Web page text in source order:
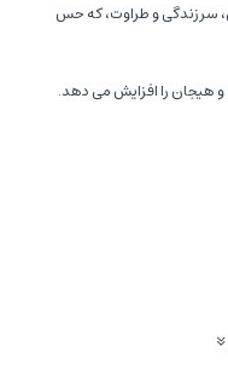
سرزندگی و طراوت، که حس
هیجان را افزایش می دهد.